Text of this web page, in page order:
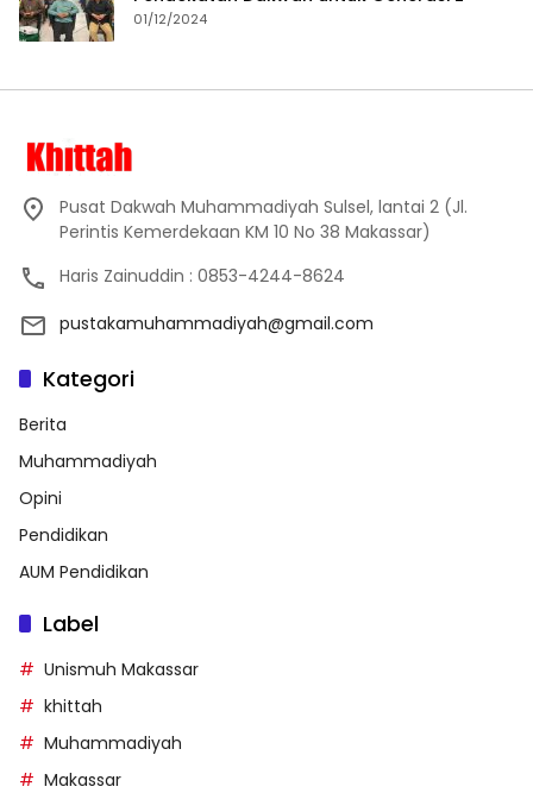
01/12/2024
Pusat Dakwah Muhammadiyah Sulsel, lantai 2 (Jl.
Perintis Kemerdekaan KM 10 No 38 Makassar)
Haris Zainuddin : 0853-4244-8624
pustakamuhammadiyah@gmail.com
Kategori
Berita
Muhammadiyah
Opini
Pendidikan
AUM Pendidikan
Label
Unismuh Makassar
khittah
Muhammadiyah
Makassar